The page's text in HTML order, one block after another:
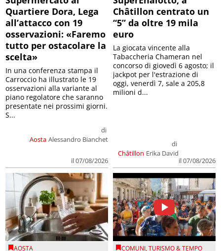
Quartiere Dora, Lega
all’attacco con 19
osservazioni: «Faremo
tutto per ostacolare la
scelta»
Aosta
di
Alessandro Bianchet
il 07/08/2026
In una conferenza stampa il
Carroccio ha illustrato le 19
osservazioni alla variante al
piano regolatore che saranno
presentate nei prossimi giorni.
S...
Châtillon centrato un
“5” da oltre 19 mila
euro
Châtillon
di
Erika David
il 07/08/2026
La giocata vincente alla
Tabaccheria Chameran nel
concorso di giovedì 6 agosto; il
jackpot per l'estrazione di
oggi, venerdì 7, sale a 205,8
milioni d...
AOSTA COMUNI,TURISMO & TEMPO